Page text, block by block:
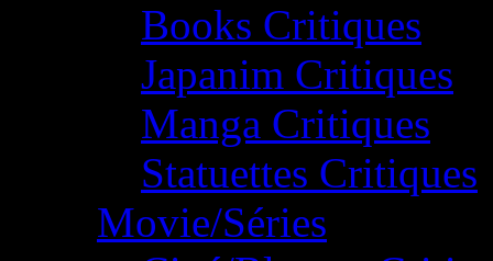
Books Critiques
Japanim Critiques
Manga Critiques
Statuettes Critiques
Movie/Séries